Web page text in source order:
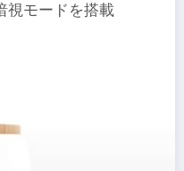
視モードを搭載